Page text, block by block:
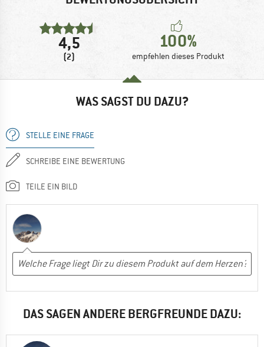
4,5
(2)
100%
empfehlen dieses Produkt
WAS SAGST DU DAZU?
STELLE EINE FRAGE
SCHREIBE EINE BEWERTUNG
TEILE EIN BILD
DAS SAGEN ANDERE BERGFREUNDE DAZU: